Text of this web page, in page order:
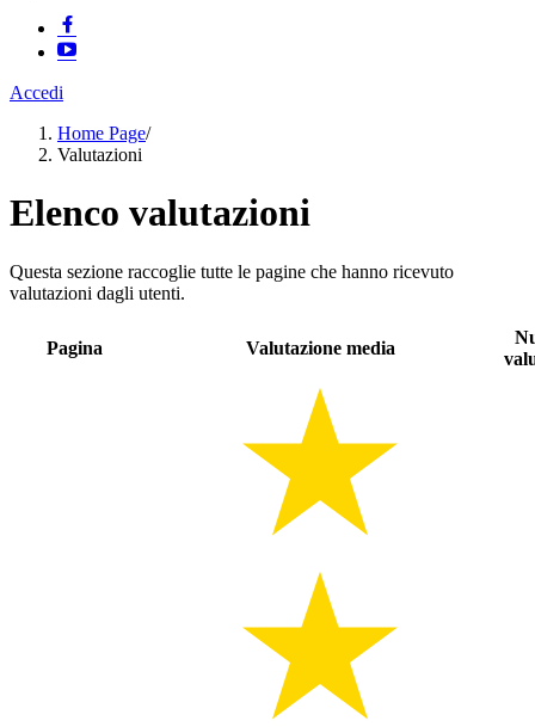
Accedi
Home Page/
Valutazioni
Elenco valutazioni
Questa sezione raccoglie tutte le pagine che hanno ricevuto
valutazioni dagli utenti.
Pagina Valutazione media